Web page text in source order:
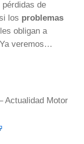
de
los problemas
obligan a
veremos…
Actualidad Motor